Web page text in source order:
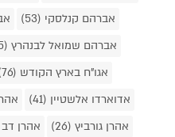
אברהם קנלסקי (53)
אברהם שמואל לבנהרץ (5)
אגו"ח בארץ הקודש (76)
אדוארדו אלשטיין (41)
אהרן גורביץ (26)
אהרן דב